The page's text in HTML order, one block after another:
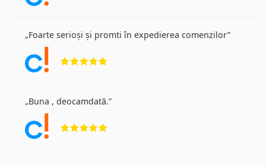
Foarte serioși și promti în expedierea comenzilor
Buna , deocamdată.